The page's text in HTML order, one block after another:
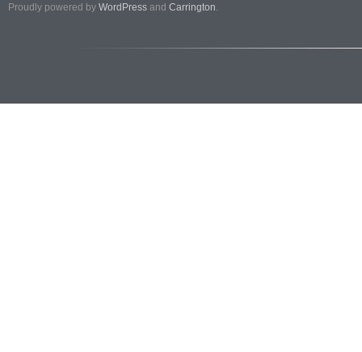
Proudly powered by WordPress and Carrington